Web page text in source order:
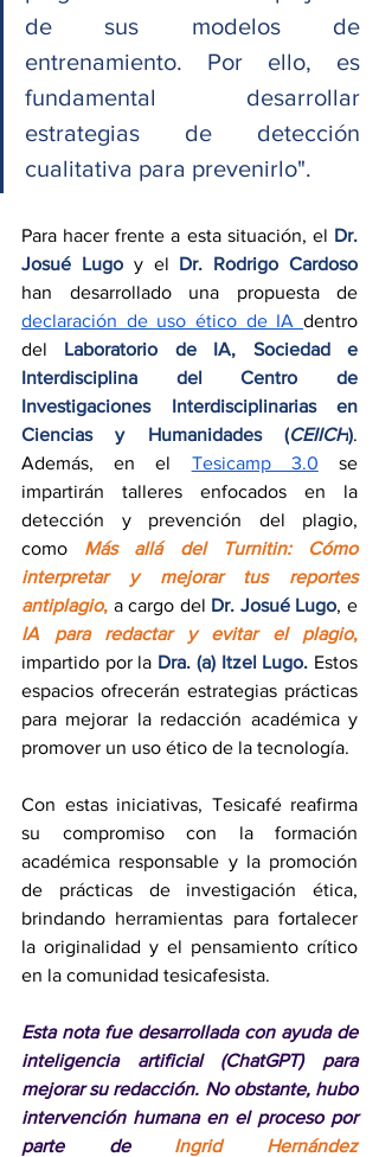
de sus modelos de
entrenamiento. Por ello, es
fundamental desarrollar
estrategias de detección
cualitativa para prevenirlo".
Para hacer frente a esta situación, el Dr.
Josué Lugo y el Dr. Rodrigo Cardoso
declaración de uso ético de IA dentro
del Laboratorio de IA, Sociedad e
Interdisciplina del
Centro de
Investigaciones Interdisciplinarias en
Ciencias y Humanidades (CEIICH).
Además, en el Tesicamp 3.0 se
impartirán talleres enfocados en la
detección y prevención del plagio,
como Más allá del Turnitin: Cómo
interpretar y mejorar tus reportes
antiplagio, a cargo del Dr. Josué Lugo
IA para redactar y evitar el plagio,
impartido por la Dra. (a) Itzel Lugo. Estos
espacios ofrecerán estrategias prácticas
para mejorar la redacción académica y
promover un uso ético de la tecnología.
Con estas iniciativas, Tesicafé reafirma
su compromiso con la formación
académica responsable y la promoción
de prácticas de investigación ética,
brindando herramientas para fortalecer
la originalidad y el pensamiento crítico
en la comunidad tesicafesista.
Esta nota fue desarrollada con ayuda de
inteligencia artificial (ChatGPT) para
mejorar su redacción. No obstante, hubo
intervención humana en el proceso por
parte de Ingrid Hernández